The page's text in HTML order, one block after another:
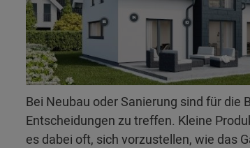
Bei Neubau oder Sanierung sind für die
Entscheidungen zu treffen. Kleine
es dabei oft, sich vorzustellen, wie das